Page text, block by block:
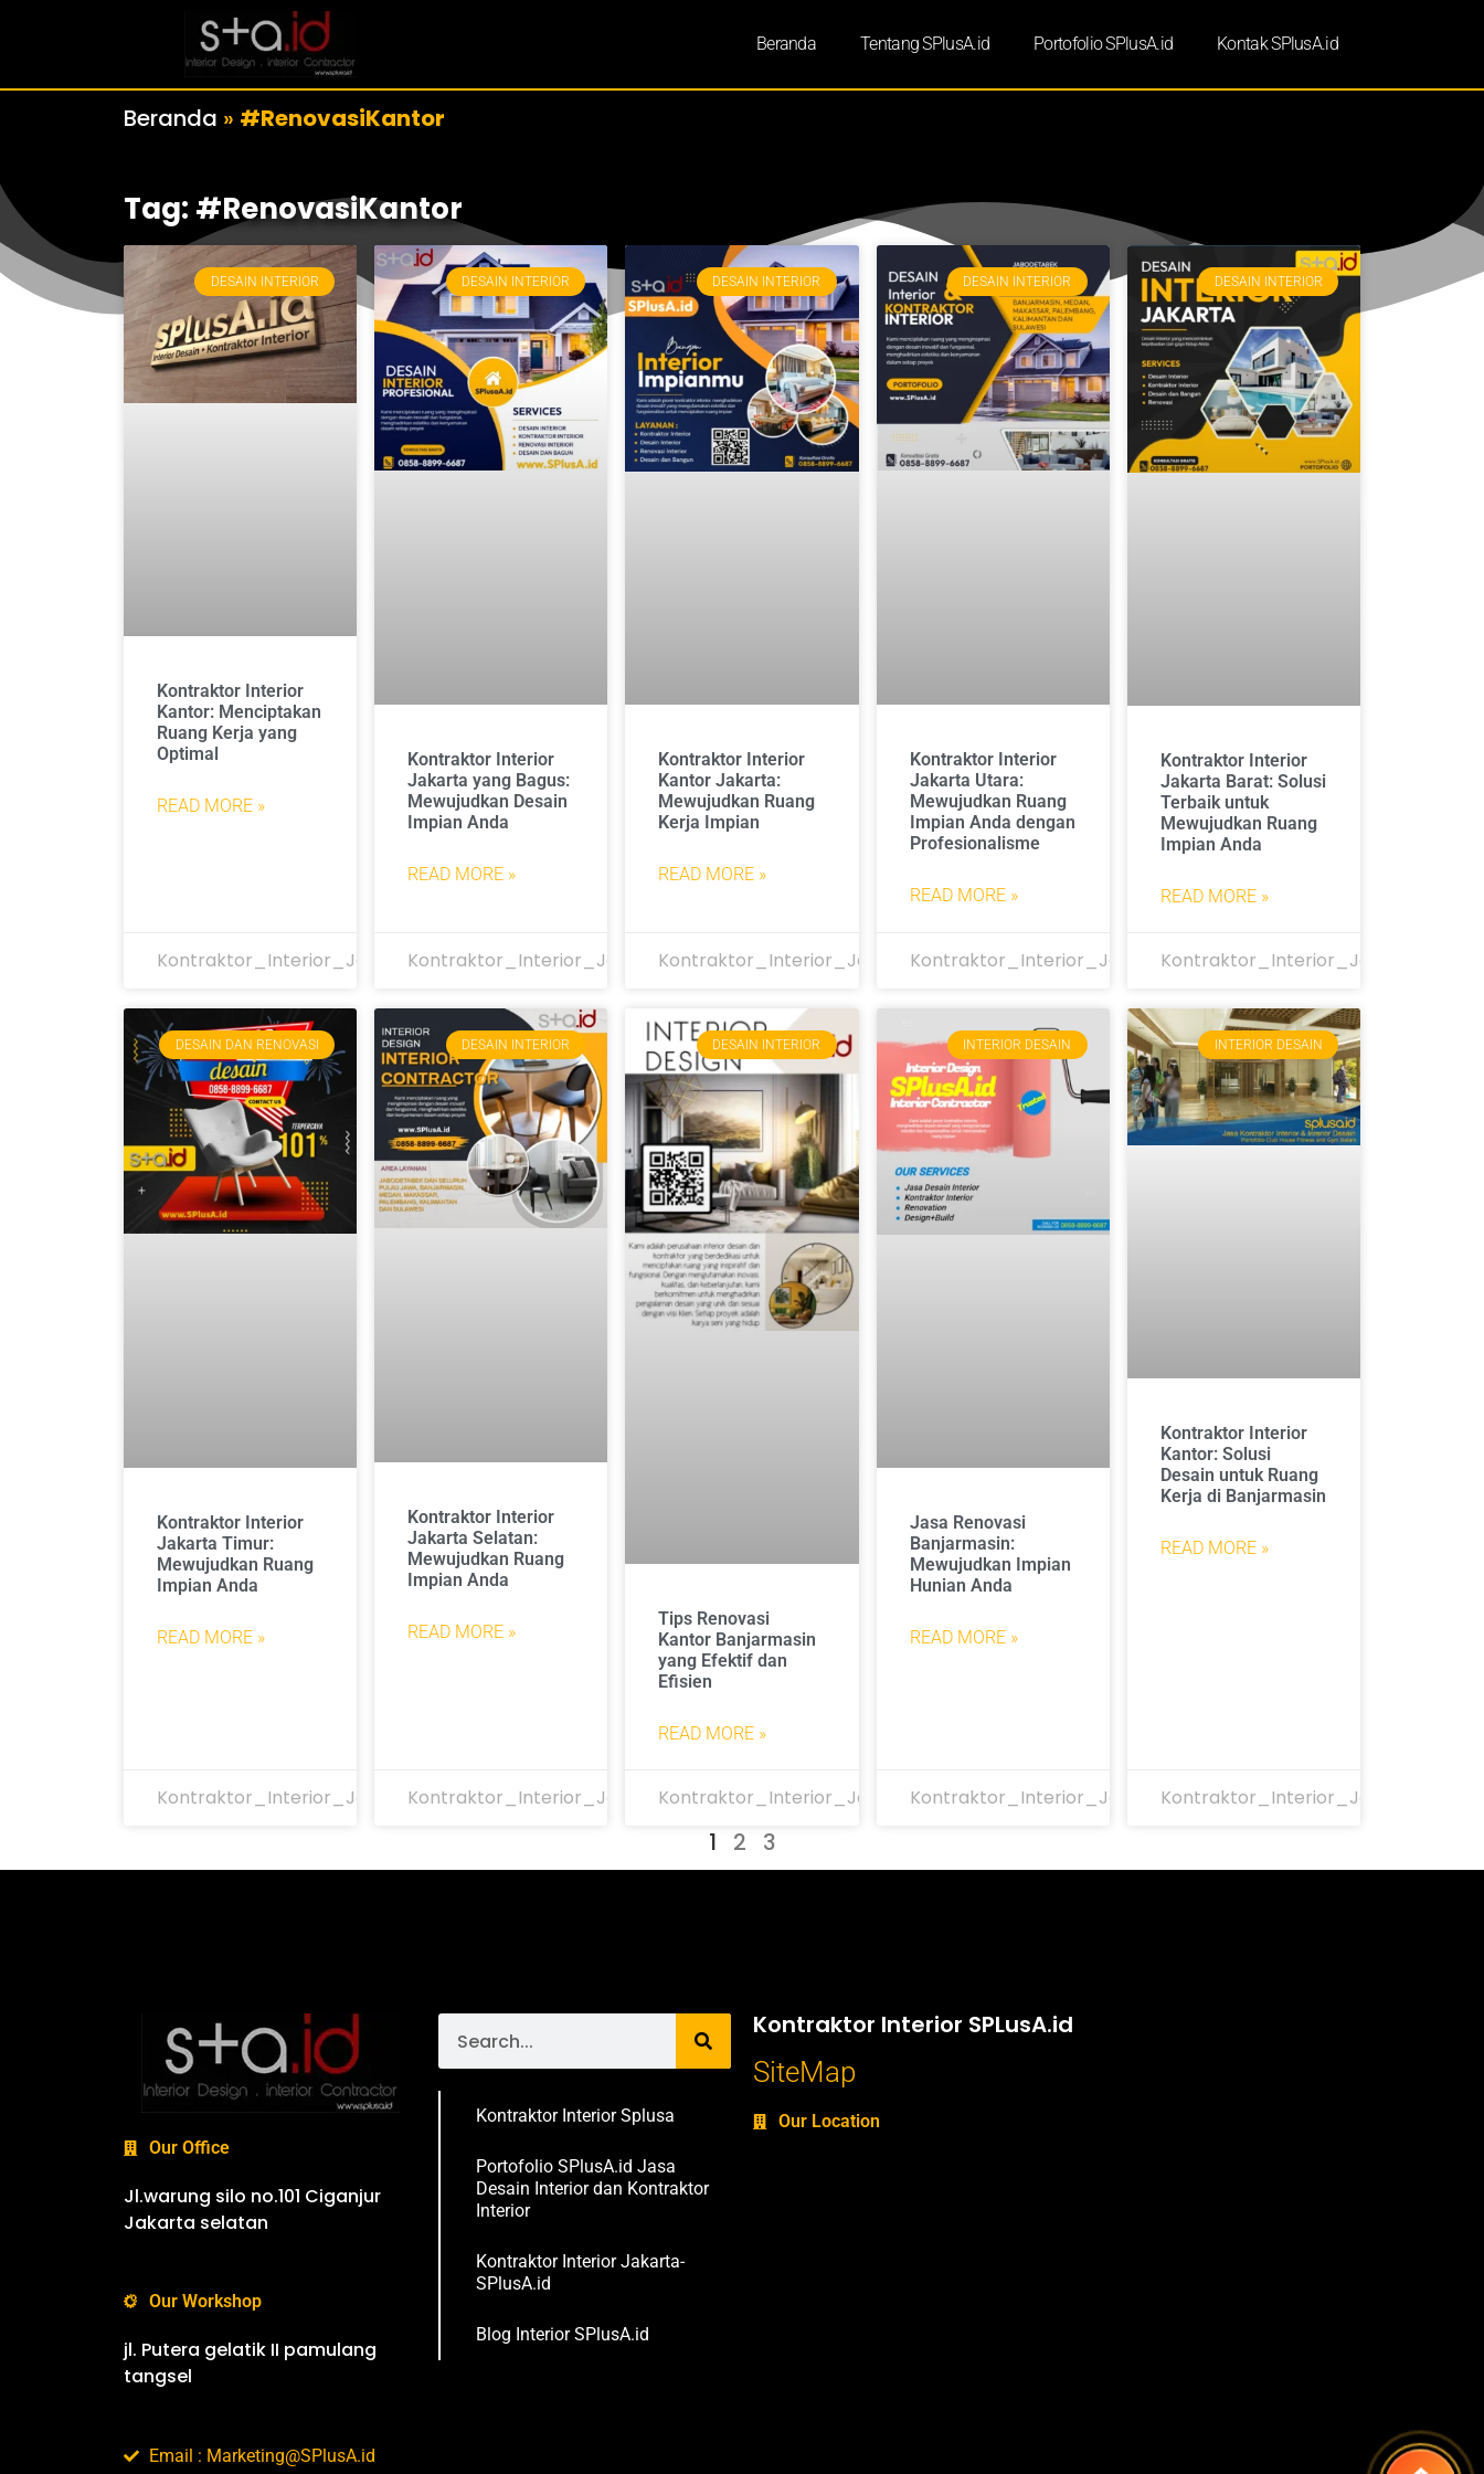
Beranda Tentang SPlusA.id Portofolio SPlusA.id Kontak SPlusA.id
Beranda » #RenovasiKantor
Tag: #RenovasiKantor
DESAIN INTERIOR
Kontraktor Interior
Kantor: Menciptakan
Ruang Kerja yang
Optimal
READ MORE »
Kontraktor_Interior_Jakarta
DESAIN INTERIOR
Kontraktor Interior
Jakarta yang Bagus:
Mewujudkan Desain
Impian Anda
READ MORE »
Kontraktor_Interior_Jakarta
DESAIN INTERIOR
Kontraktor Interior
Kantor Jakarta:
Mewujudkan Ruang
Kerja Impian
READ MORE »
Kontraktor_Interior_Jakarta
DESAIN INTERIOR
Kontraktor Interior
Jakarta Utara:
Mewujudkan Ruang
Impian Anda dengan
Profesionalisme
READ MORE »
Kontraktor_Interior_Jakarta
DESAIN INTERIOR
Kontraktor Interior
Jakarta Barat: Solusi
Terbaik untuk
Mewujudkan Ruang
Impian Anda
READ MORE »
Kontraktor_Interior_Jakarta
DESAIN DAN RENOVASI
Kontraktor Interior
Jakarta Timur:
Mewujudkan Ruang
Impian Anda
READ MORE »
Kontraktor_Interior_Jakarta
DESAIN INTERIOR
Kontraktor Interior
Jakarta Selatan:
Mewujudkan Ruang
Impian Anda
READ MORE »
Kontraktor_Interior_Jakarta
DESAIN INTERIOR
Tips Renovasi
Kantor Banjarmasin
yang Efektif dan
Efisien
READ MORE »
Kontraktor_Interior_Jakarta
INTERIOR DESAIN
Jasa Renovasi
Banjarmasin:
Mewujudkan Impian
Hunian Anda
READ MORE »
Kontraktor_Interior_Jakarta
INTERIOR DESAIN
Kontraktor Interior
Kantor: Solusi
Desain untuk Ruang
Kerja di Banjarmasin
READ MORE »
Kontraktor_Interior_Jakarta
1 2 3
Our Office
Jl.warung silo no.101 Ciganjur
Jakarta selatan
Our Workshop
jl. Putera gelatik II pamulang
tangsel
Email : Marketing@SPlusA.id
Kontraktor Interior Splusa
Portofolio SPlusA.id Jasa
Desain Interior dan Kontraktor
Interior
Kontraktor Interior Jakarta-
SPlusA.id
Blog Interior SPlusA.id
Kontraktor Interior SPLusA.id
SiteMap
Our Location